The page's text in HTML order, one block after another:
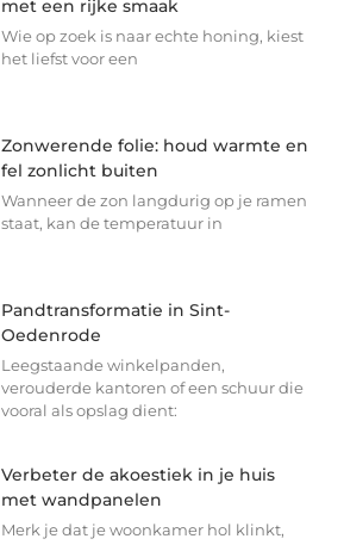
met een rijke smaak
Wie op zoek is naar echte honing, kiest
het liefst voor een
Zonwerende folie: houd warmte en
fel zonlicht buiten
Wanneer de zon langdurig op je ramen
staat, kan de temperatuur in
Pandtransformatie in Sint-
Oedenrode
Leegstaande winkelpanden,
verouderde kantoren of een schuur die
vooral als opslag dient:
Verbeter de akoestiek in je huis
met wandpanelen
Merk je dat je woonkamer hol klinkt,